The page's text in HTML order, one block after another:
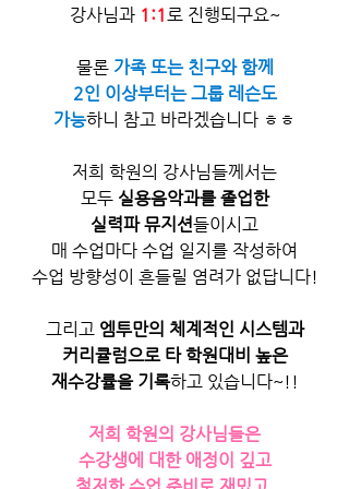
강사님과 1:1로 진행되구요~
물론 가족 또는 친구와 함께
2인 이상부터는 그룹 레슨도
가능하니 참고 바라겠습니다 ㅎㅎ
저희 학원의 강사님들께서는
모두 실용음악과를 졸업한
실력파 뮤지션들이시고
매 수업마다 수업 일지를 작성하여
수업 방향성이 흔들릴 염려가 없답니다!
그리고 엠투만의 체계적인 시스템과
커리큘럼으로 타 학원대비 높은
재수강률을 기록하고 있습니다~!!
저희 학원의 강사님들은
수강생에 대한 애정이 깊고